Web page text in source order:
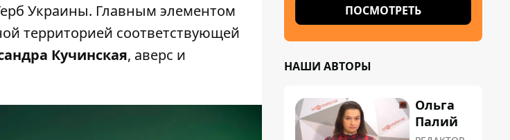
Украины. Главным элементом
территорией соответствующей
Кучинская, аверс и
ПОСМОТРЕТЬ
НАШИ АВТОРЫ
Ольга
Палий